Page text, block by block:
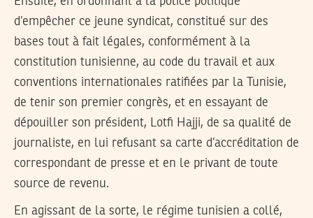
d’empêcher ce jeune syndicat, constitué sur des
bases tout à fait légales, conformément à la
constitution tunisienne, au code du travail et aux
conventions internationales ratifiées par la Tunisie,
de tenir son premier congrès, et en essayant de
dépouiller son président, Lotfi Hajji, de sa qualité de
journaliste, en lui refusant sa carte d’accréditation de
correspondant de presse et en le privant de toute
source de revenu.
En agissant de la sorte, le régime tunisien a collé,